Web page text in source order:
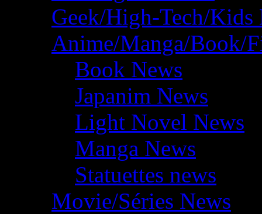
Geek/High-Tech/Kids
Anime/Manga/Book/
Book News
Japanim News
Light Novel News
Manga News
Statuettes news
Movie/Séries News